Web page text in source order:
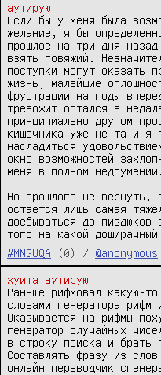
аутирую
Если бы у меня была
желание, я бы
прошлое на три дня
взять говяжий.
поступки могут оказать
жизнь, малейшие
фрустрации на годы
тревожит остался в
принципиально другом
кишечника уже не та и я
насладиться
окно возможностей
меня в полном недоумении.
Но прошлого не вернуть,
остается лишь самая
доебываться до пиздюков
того на какой
#MNGUQA
(0) / @anonymous
хуита
аутирую
Раньше рифмовал какую-
словами генератора рифм
Оказывается на рифмы
генератор случайных
в строку поиска и брать
Составлять фразу из
онлайн переводчик